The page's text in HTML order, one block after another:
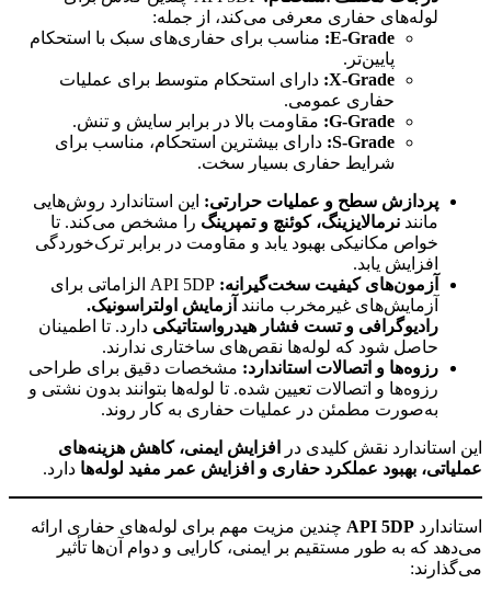
لوله‌های حفاری معرفی می‌کند، از جمله:
E-Grade: مناسب برای حفاری‌های سبک با استحکام
پایین‌تر.
X-Grade: دارای استحکام متوسط برای عملیات
حفاری عمومی.
G-Grade: مقاومت بالا در برابر سایش و تنش.
S-Grade: دارای بیشترین استحکام، مناسب برای
شرایط حفاری بسیار سخت.
پردازش سطح و عملیات حرارتی: این استاندارد روش‌هایی
مانند نرمالایزینگ، کوئنچ و تمپرینگ را مشخص می‌کند. تا
خواص مکانیکی بهبود یابد و مقاومت در برابر ترک‌خوردگی
افزایش یابد.
آزمون‌های کیفیت سخت‌گیرانه:
API 5DP الزاماتی برای
آزمایش‌های غیرمخرب مانند آزمایش اولتراسونیک.
رادیوگرافی و تست فشار هیدرواستاتیکی دارد. تا اطمینان
حاصل شود که لوله‌ها نقص‌های ساختاری ندارند.
رزوه‌ها و اتصالات استاندارد: مشخصات دقیق برای طراحی
رزوه‌ها و اتصالات تعیین شده. تا لوله‌ها بتوانند بدون نشتی و
به‌صورت مطمئن در عملیات حفاری به کار روند.
این استاندارد نقش کلیدی در
افزایش ایمنی، کاهش هزینه‌های
عملیاتی، بهبود عملکرد حفاری و افزایش عمر مفید لوله‌ها دارد.
استاندارد API 5DP چندین مزیت مهم برای لوله‌های حفاری ارائه
می‌دهد که به طور مستقیم بر ایمنی، کارایی و دوام آن‌ها تأثیر
می‌گذارند: